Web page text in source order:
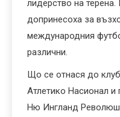
лидерство на
допринесоха за
международния
различни.
Що се отнася до
Атлетико Насионал
Ню Ингланд